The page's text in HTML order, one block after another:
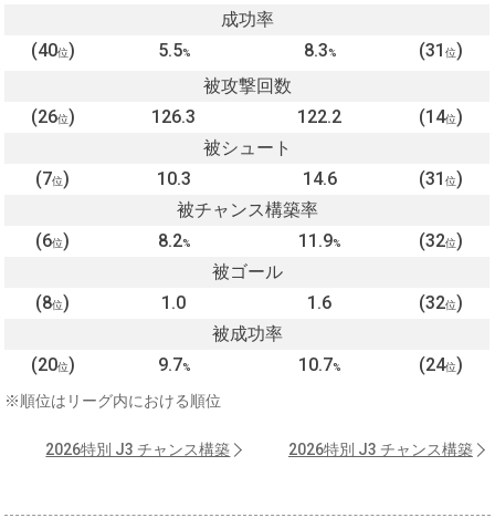
成功率
(40位) 5.5% 8.3% (31位)
被攻撃回数
(26位) 126.3 122.2 (14位)
被シュート
(7位) 10.3 14.6 (31位)
被チャンス構築率
(6位) 8.2% 11.9% (32位)
被ゴール
(8位) 1.0 1.6 (32位)
被成功率
(20位) 9.7% 10.7% (24位)
※順位はリーグ内における順位
2026特別 J3 チャンス構築 2026特別 J3 チャンス構築